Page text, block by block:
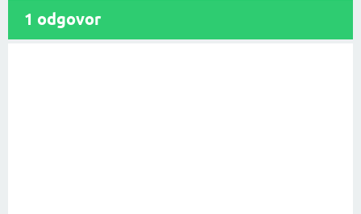
1 odgovor